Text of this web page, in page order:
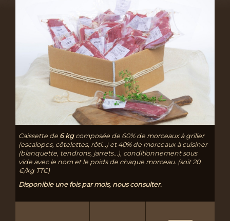
Caissette de 6 kgcomposée de 60% de morceaux à griller
(escalopes, côtelettes, rôti...) et 40% de morceaux à cuisiner
(blanquette, tendrons, jarrets...), conditionnement sous
vide avec le nom et le poids de chaque morceau. (soit 20
€/kg TTC)
Disponible une fois par mois, nous consulter.